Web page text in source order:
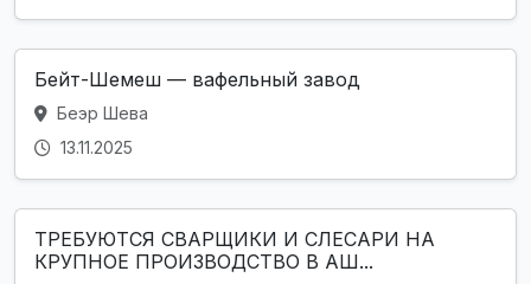
Бейт-Шемеш — вафельный завод
Беэр Шева
13.11.2025
ТРЕБУЮТСЯ СВАРЩИКИ И СЛЕСАРИ НА
КРУПНОЕ ПРОИЗВОДСТВО В АШ...